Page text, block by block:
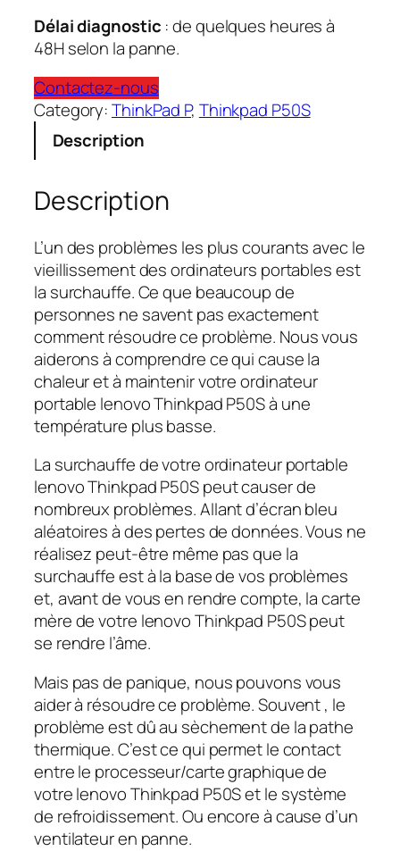
Délai diagnostic : de quelques heures à
48H selon la panne.
Contactez-nous
Category:ThinkPad P, Thinkpad P50S
Description
Description
L’un des problèmes les plus courants avec le
vieillissement des ordinateurs portables est
la surchauffe. Ce que beaucoup de
personnes ne savent pas exactement
comment résoudre ce problème. Nous vous
aiderons à comprendre ce qui cause la
chaleur et à maintenir votre ordinateur
portable lenovo Thinkpad P50S à une
température plus basse.
La surchauffe de votre ordinateur portable
lenovo Thinkpad P50S peut causer de
nombreux problèmes. Allant d’écran bleu
aléatoires à des pertes de données. Vous ne
réalisez peut-être même pas que la
surchauffe est à la base de vos problèmes
et, avant de vous en rendre compte, la carte
mère de votre lenovo Thinkpad P50S peut
se rendre l’âme.
Mais pas de panique, nous pouvons vous
aider à résoudre ce problème. Souvent , le
problème est dû au sèchement de la pathe
thermique. C’est ce qui permet le contact
entre le processeur/carte graphique de
votre lenovo Thinkpad P50S et le système
de refroidissement. Ou encore à cause d’un
ventilateur en panne.